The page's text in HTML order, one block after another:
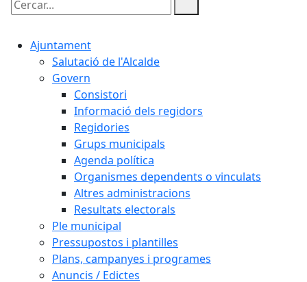
Cercar:
Ajuntament
Salutació de l'Alcalde
Govern
Consistori
Informació dels regidors
Regidories
Grups municipals
Agenda política
Organismes dependents o vinculats
Altres administracions
Resultats electorals
Ple municipal
Pressupostos i plantilles
Plans, campanyes i programes
Anuncis / Edictes